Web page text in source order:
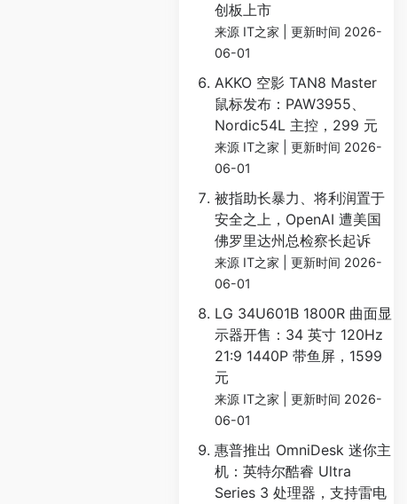
创板上市
来源 IT之家
更新时间 2026-
06-01
AKKO 空影 TAN8 Master
鼠标发布：PAW3955、
Nordic54L 主控，299 元
来源 IT之家
更新时间 2026-
06-01
被指助长暴力、将利润置于
安全之上，OpenAI 遭美国
佛罗里达州总检察长起诉
来源 IT之家
更新时间 2026-
06-01
LG 34U601B 1800R 曲面显
示器开售：34 英寸 120Hz
21:9 1440P 带鱼屏，1599
元
来源 IT之家
更新时间 2026-
06-01
惠普推出 OmniDesk 迷你主
机：英特尔酷睿 Ultra
Series 3 处理器，支持雷电